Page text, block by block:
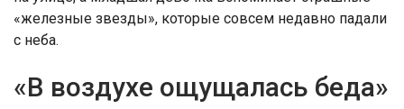
«железные звезды», которые совсем недавно падали
с неба.
«В воздухе ощущалась беда»